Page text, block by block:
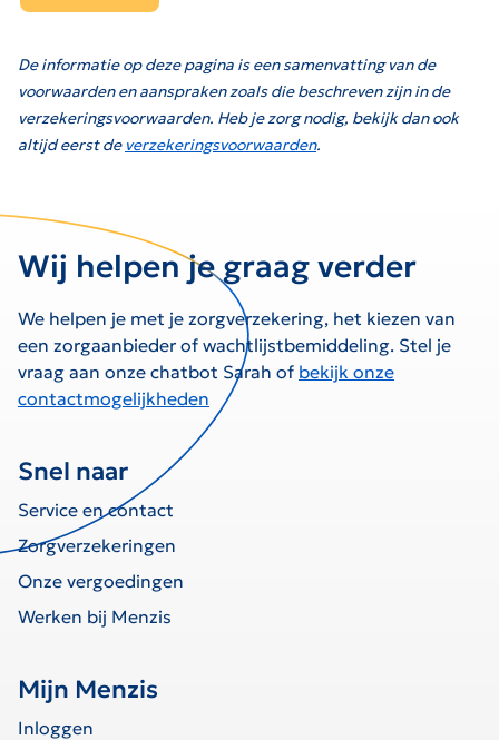
De informatie op deze pagina is een samenvatting van de
voorwaarden en aanspraken zoals die beschreven zijn in de
verzekeringsvoorwaarden. Heb je zorg nodig, bekijk dan ook
altijd eerst de verzekeringsvoorwaarden.
Wij helpen je graag verder
We helpen je met je zorgverzekering, het kiezen van
een zorgaanbieder of wachtlijstbemiddeling. Stel je
vraag aan onze chatbot Sarah of bekijk onze
contactmogelijkheden
Snel naar
Service en contact
Zorgverzekeringen
Onze vergoedingen
Werken bij Menzis
Mijn Menzis
Inloggen